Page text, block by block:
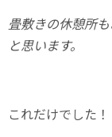
畳敷きの休憩所
と思います。
これだけでした！